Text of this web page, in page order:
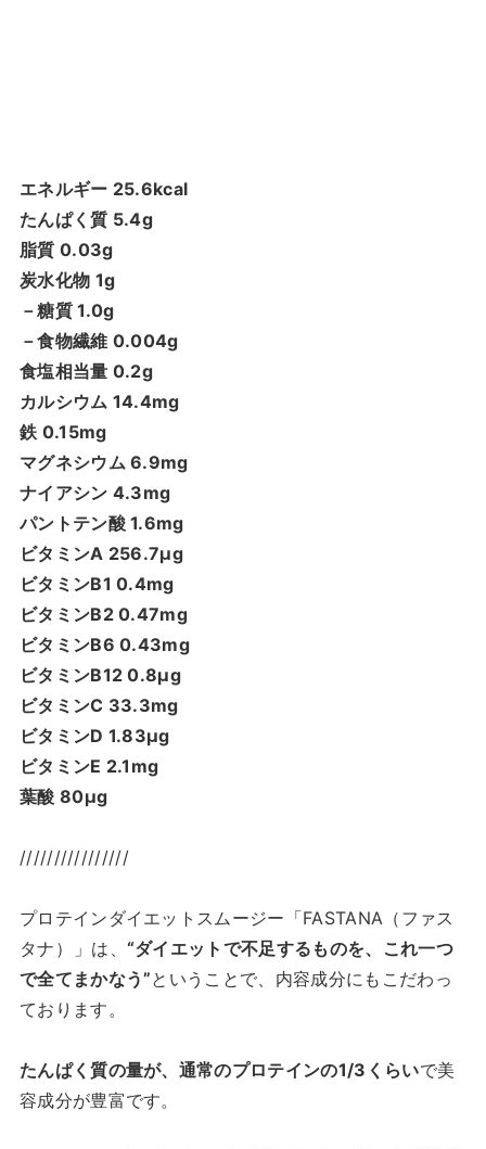
エネルギー 25.6kcal
たんぱく質 5.4g
脂質 0.03g
炭水化物 1g
－糖質 1.0g
－食物繊維 0.004g
食塩相当量 0.2g
カルシウム 14.4mg
鉄 0.15mg
マグネシウム 6.9mg
ナイアシン 4.3mg
パントテン酸 1.6mg
ビタミンA 256.7μg
ビタミンB1 0.4mg
ビタミンB2 0.47mg
ビタミンB6 0.43mg
ビタミンB12 0.8μg
ビタミンC 33.3mg
ビタミンD 1.83μg
ビタミンE 2.1mg
葉酸 80μg
////////////////
プロテインダイエットスムージー「FASTANA（ファス
タナ）
」は、 “ダイエットで不足するものを、これ一つ
で全てまかなう”ということで、内容成分にもこだわっ
ております。
たんぱく質の量が、通常のプロテインの1/3くらいで美
容成分が豊富です。